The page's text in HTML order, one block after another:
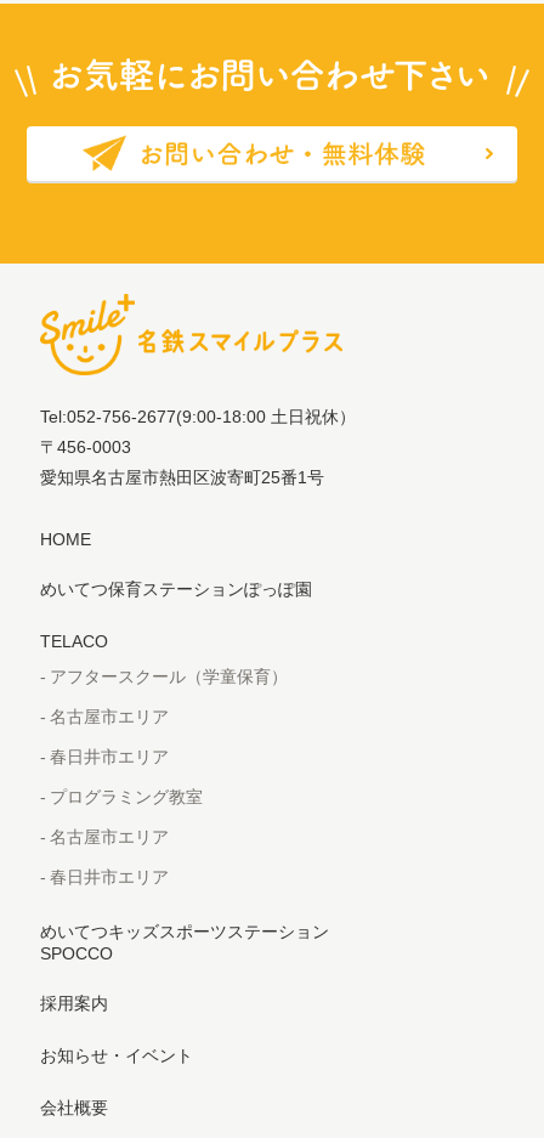
Tel:052-756-2677(9:00-18:00 土日祝休）
〒456-0003
愛知県名古屋市熱田区波寄町25番1号
HOME
めいてつ保育ステーションぽっぽ園
TELACO
アフタースクール（学童保育）
名古屋市エリア
春日井市エリア
プログラミング教室
名古屋市エリア
春日井市エリア
めいてつキッズスポーツステーション
SPOCCO
採用案内
お知らせ・イベント
会社概要